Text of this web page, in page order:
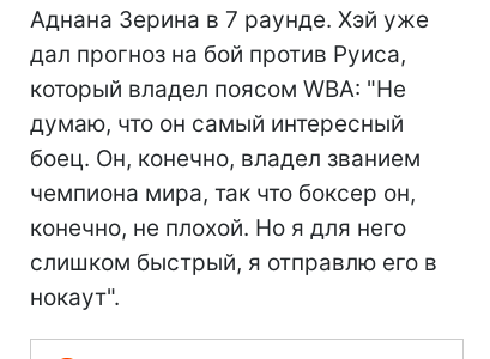
Аднана Зерина в 7 раунде. Хэй уже
дал прогноз на бой против Руиса,
который владел поясом WBA: "Не
думаю, что он самый интересный
боец. Он, конечно, владел званием
чемпиона мира, так что боксер он,
конечно, не плохой. Но я для него
слишком быстрый, я отправлю его в
нокаут".